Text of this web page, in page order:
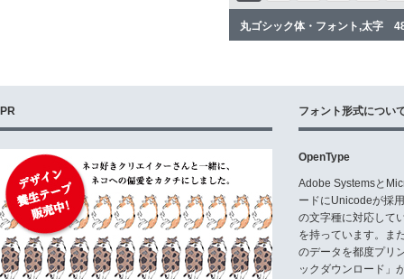
丸ゴシック体・フォント,太字
PR フォント形式につい
OpenType
Adobe Systemsと
ードにUnicodeが採
の文字種に対応して
を持っています。ま
のデータを都度プリ
ックダウンロード」